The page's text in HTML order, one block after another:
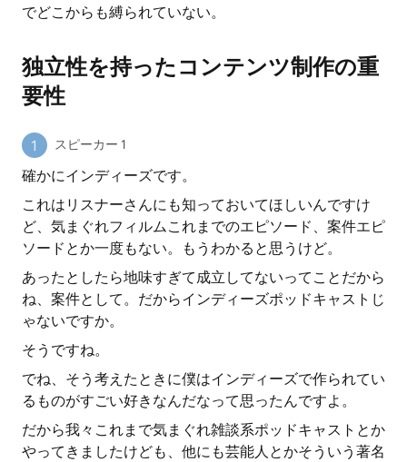
でどこからも縛られていない。
独立性を持ったコンテンツ制作の重
要性
スピーカー 1
確かにインディーズです。
これはリスナーさんにも知っておいてほしいんですけ
ど、気まぐれフィルムこれまでのエピソード、案件エピ
ソードとか一度もない。もうわかると思うけど。
あったとしたら地味すぎて成立してないってことだから
ね、案件として。だからインディーズポッドキャストじ
ゃないですか。
そうですね。
でね、そう考えたときに僕はインディーズで作られてい
るものがすごい好きなんだなって思ったんですよ。
だから我々これまで気まぐれ雑談系ポッドキャストとか
やってきましたけども、他にも芸能人とかそういう著名